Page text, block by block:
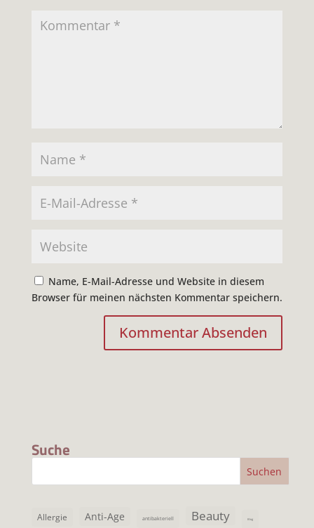
Name, E-Mail-Adresse und Website in diesem
Browser für meinen nächsten Kommentar speichern.
Suche
Allergie Anti-Age antibakteriell Beauty Blog